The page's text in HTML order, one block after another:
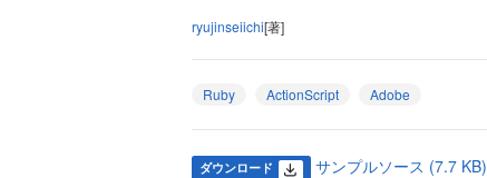
ryujinseiichi[著]
Ruby ActionScript Adobe
ダウンロード サンプルソース (7.7 KB)